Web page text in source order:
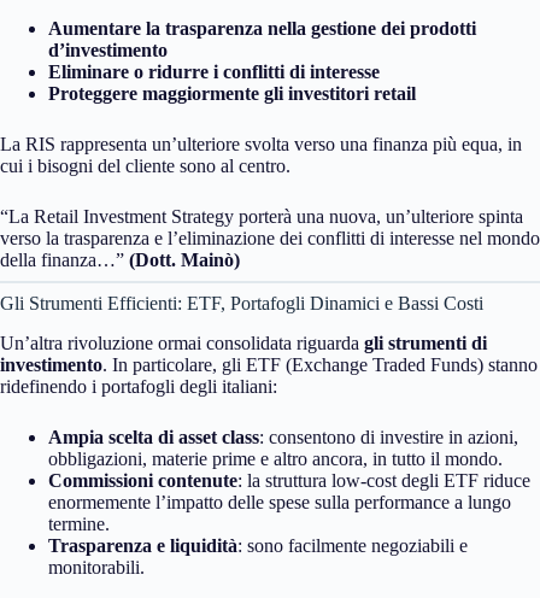
Aumentare la trasparenza nella gestione dei prodotti
d’investimento
Eliminare o ridurre i conflitti di interesse
Proteggere maggiormente gli investitori retail
La RIS rappresenta un’ulteriore svolta verso una finanza più equa, in
cui i bisogni del cliente sono al centro.
“La Retail Investment Strategy porterà una nuova, un’ulteriore spinta
verso la trasparenza e l’eliminazione dei conflitti di interesse nel mondo
della finanza…” (Dott. Mainò)
Gli Strumenti Efficienti: ETF, Portafogli Dinamici e Bassi Costi
Un’altra rivoluzione ormai consolidata riguarda gli strumenti di
investimento. In particolare, gli ETF (Exchange Traded Funds) stanno
ridefinendo i portafogli degli italiani:
Ampia scelta di asset class: consentono di investire in azioni,
obbligazioni, materie prime e altro ancora, in tutto il mondo.
Commissioni contenute: la struttura low-cost degli ETF riduce
enormemente l’impatto delle spese sulla performance a lungo
termine.
Trasparenza e liquidità: sono facilmente negoziabili e
monitorabili.